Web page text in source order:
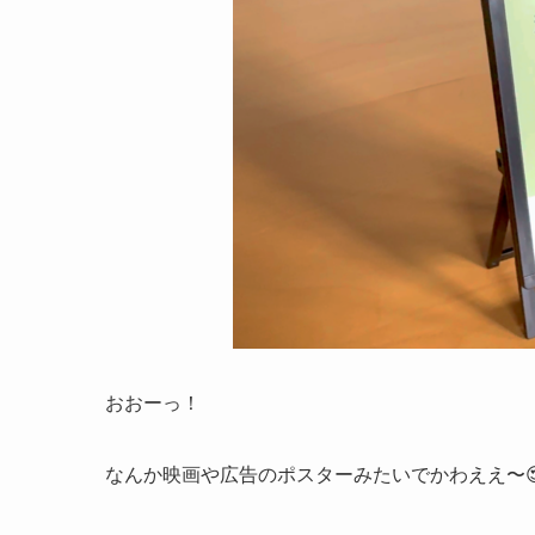
おおーっ！
なんか映画や広告のポスターみたいでかわええ〜